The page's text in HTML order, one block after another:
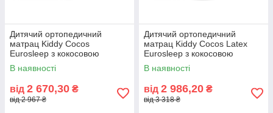
Дитячий ортопедичний
матрац Kiddy Cocos
Eurosleep з кокосовою
койрою та піною,
гіпоалергенний,
безпружинний
В наявності
від 2 670,30 ₴
від 2 967 ₴
Дитячий ортопедичний
матрац Kiddy Cocos Latex
Eurosleep з кокосовою
койрою, латексом і піною
двосторонній
В наявності
від 2 986,20 ₴
від 3 318 ₴